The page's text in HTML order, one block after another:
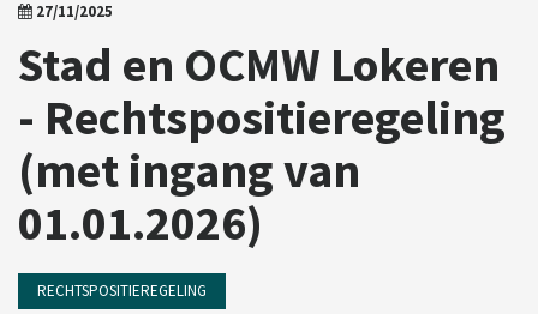
27/11/2025
Stad en OCMW Lokeren
- Rechtspositieregeling
(met ingang van
01.01.2026)
RECHTSPOSITIEREGELING